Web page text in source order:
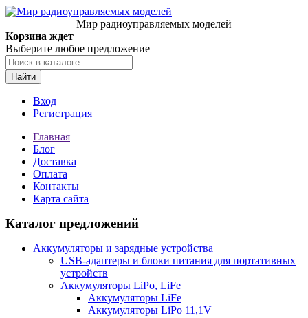
Мир радиоуправляемых моделей
Корзина ждет
Выберите любое предложение
Найти
Вход
Регистрация
Главная
Блог
Доставка
Оплата
Контакты
Карта сайта
Каталог предложений
Аккумуляторы и зарядные устройства
USB-адаптеры и блоки питания для портативных
устройств
Аккумуляторы LiPo, LiFe
Аккумуляторы LiFe
Аккумуляторы LiPo 11,1V